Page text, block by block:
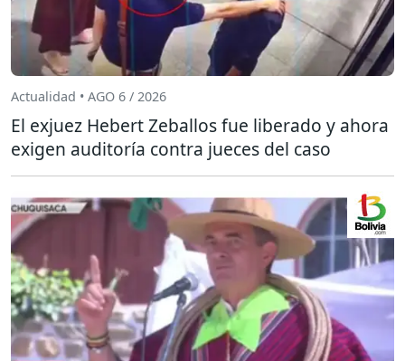
Actualidad • AGO 6 / 2026
El exjuez Hebert Zeballos fue liberado y ahora
exigen auditoría contra jueces del caso